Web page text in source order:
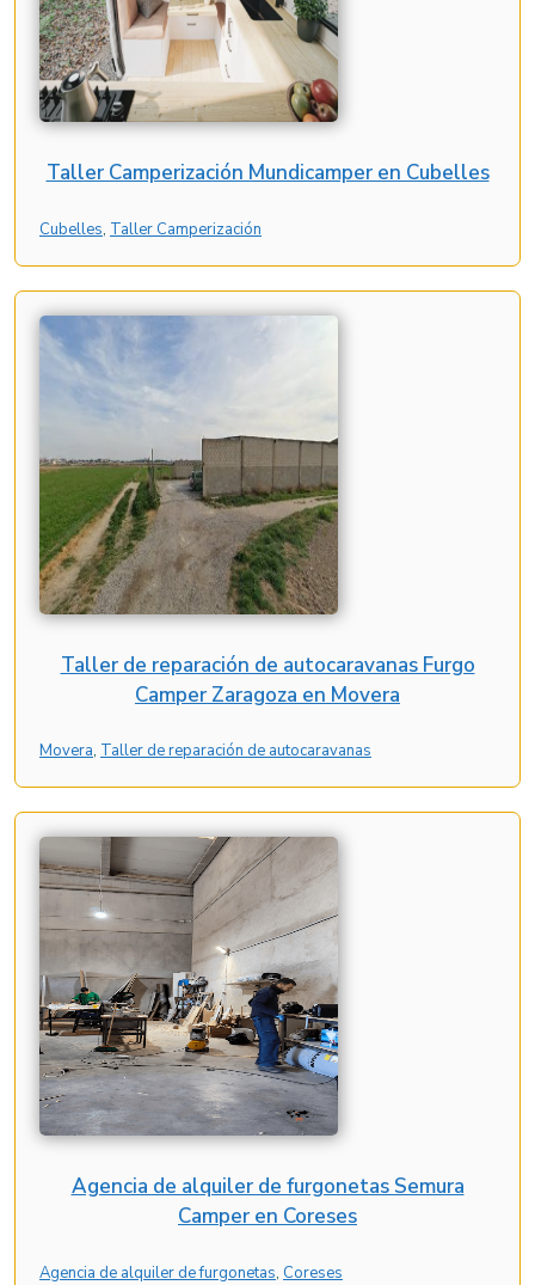
Taller Camperización Mundicamper en Cubelles
Cubelles, Taller Camperización
Taller de reparación de autocaravanas Furgo
Camper Zaragoza en Movera
Movera, Taller de reparación de autocaravanas
Agencia de alquiler de furgonetas Semura
Camper en Coreses
Agencia de alquiler de furgonetas, Coreses